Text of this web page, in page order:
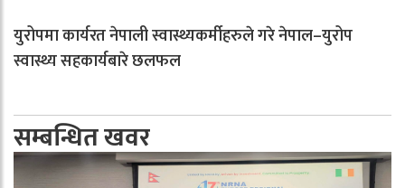
युरोपमा कार्यरत नेपाली स्वास्थ्यकर्मीहरुले गरे नेपाल–युरोप
स्वास्थ्य सहकार्यबारे छलफल
सम्बन्धित खवर